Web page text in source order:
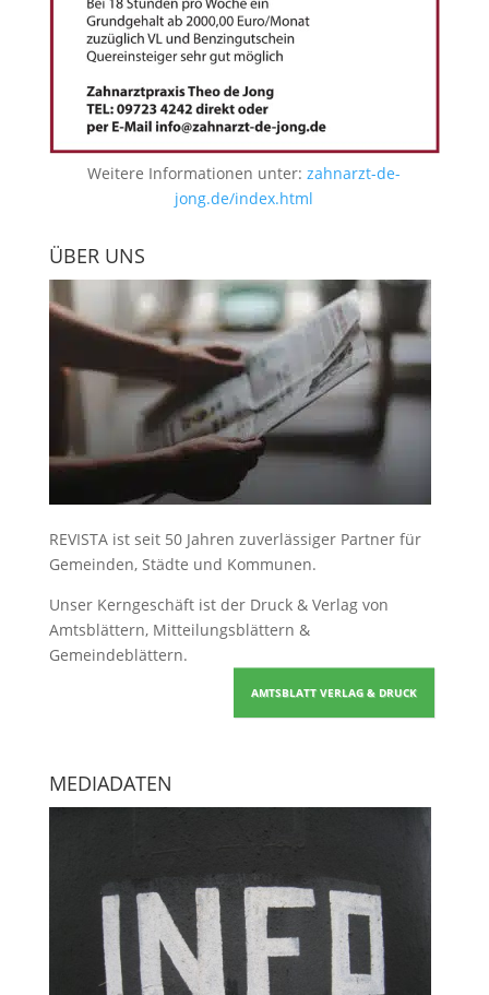
Weitere Informationen unter:zahnarzt-de-
jong.de/index.html
ÜBER UNS
REVISTA ist seit 50 Jahren zuverlässiger Partner für
Gemeinden, Städte und Kommunen.
Unser Kerngeschäft ist der Druck & Verlag von
Amtsblättern, Mitteilungsblättern &
Gemeindeblättern.
AMTSBLATT VERLAG & DRUCK
MEDIADATEN